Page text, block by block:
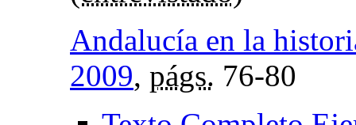
Andalucía en la
2009, págs. 76-80